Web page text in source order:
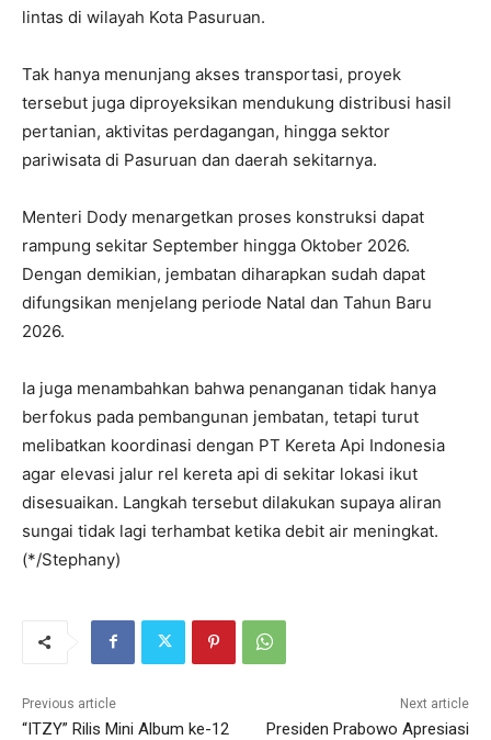
lintas di wilayah Kota Pasuruan.
Tak hanya menunjang akses transportasi, proyek
tersebut juga diproyeksikan mendukung distribusi hasil
pertanian, aktivitas perdagangan, hingga sektor
pariwisata di Pasuruan dan daerah sekitarnya.
Menteri Dody menargetkan proses konstruksi dapat
rampung sekitar September hingga Oktober 2026.
Dengan demikian, jembatan diharapkan sudah dapat
difungsikan menjelang periode Natal dan Tahun Baru
2026.
Ia juga menambahkan bahwa penanganan tidak hanya
berfokus pada pembangunan jembatan, tetapi turut
melibatkan koordinasi dengan PT Kereta Api Indonesia
agar elevasi jalur rel kereta api di sekitar lokasi ikut
disesuaikan. Langkah tersebut dilakukan supaya aliran
sungai tidak lagi terhambat ketika debit air meningkat.
(*/Stephany)
Previous article
“ITZY” Rilis Mini Album ke-12
Next article
Presiden Prabowo Apresiasi